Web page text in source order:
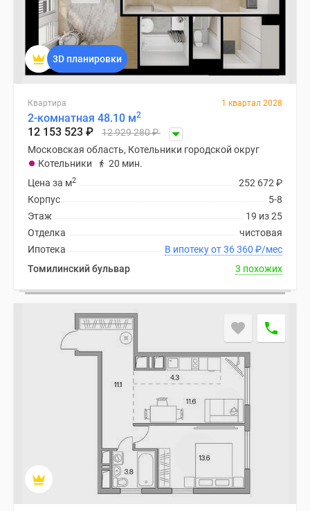
3D планировки
Квартира 1 квартал 2028
2-комнатная 48.10 м2
12 153 523 ₽ 12 929 280₽
Московская область, Котельники городской округ
Котельники
20 мин.
252 672 ₽
Цена за м2
5-8
Корпус
19 из 25
Этаж
чистовая
Отделка
В ипотеку от 36 360 ₽/мес
Ипотека
Томилинский бульвар
3 похожих